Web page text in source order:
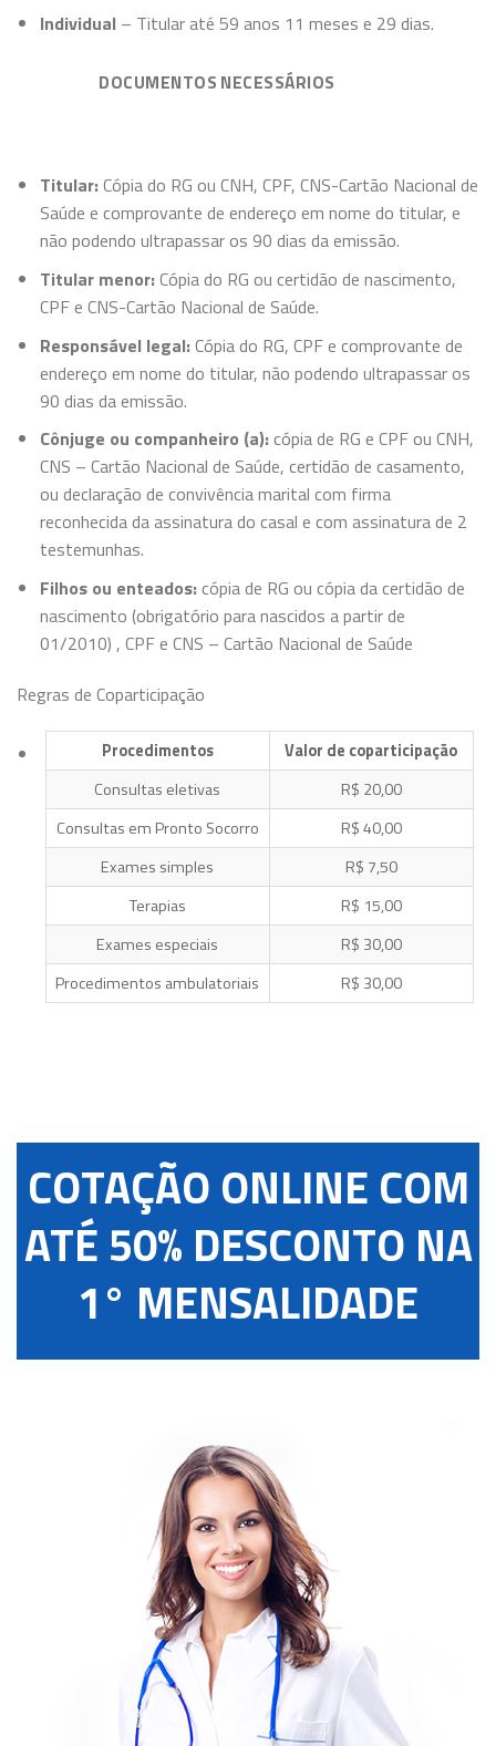
Individual – Titular até 59 anos 11 meses e 29 dias.
DOCUMENTOS NECESSÁRIOS
Titular:Cópia do RG ou CNH, CPF, CNS-Cartão Nacional de
Saúde e comprovante de endereço em nome do titular, e
não podendo ultrapassar os 90 dias da emissão.
Titular menor:Cópia do RG ou certidão de nascimento,
CPF e CNS-Cartão Nacional de Saúde.
Responsável legal:Cópia do RG, CPF e comprovante de
endereço em nome do titular, não podendo ultrapassar os
90 dias da emissão.
Cônjuge ou companheiro (a):cópia de RG e CPF ou CNH,
CNS – Cartão Nacional de Saúde, certidão de casamento,
ou declaração de convivência marital com firma
reconhecida da assinatura do casal e com assinatura de 2
testemunhas.
Filhos ou enteados:cópia de RG ou cópia da certidão de
nascimento (obrigatório para nascidos a partir de
01/2010) , CPF e CNS – Cartão Nacional de Saúde
Regras de Coparticipação
Procedimentos
Valor de coparticipação
Consultas eletivas
R$ 20,00
Consultas em Pronto Socorro
R$ 40,00
Exames simples
R$ 7,50
Terapias
R$ 15,00
Exames especiais
R$ 30,00
Procedimentos ambulatoriais
R$ 30,00
COTAÇÃO ONLINE COM
ATÉ 50% DESCONTO NA
1° MENSALIDADE